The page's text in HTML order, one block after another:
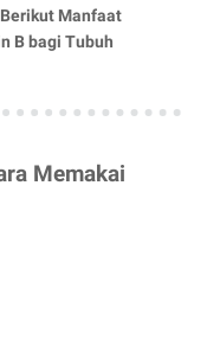
Manfaat
B bagi Tubuh
Memakai